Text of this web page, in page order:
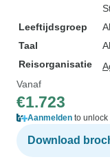
Leeftijdsgroep
Taal
Reisorganisatie
Vanaf
€1.723
Aanmelden to unlock
Download